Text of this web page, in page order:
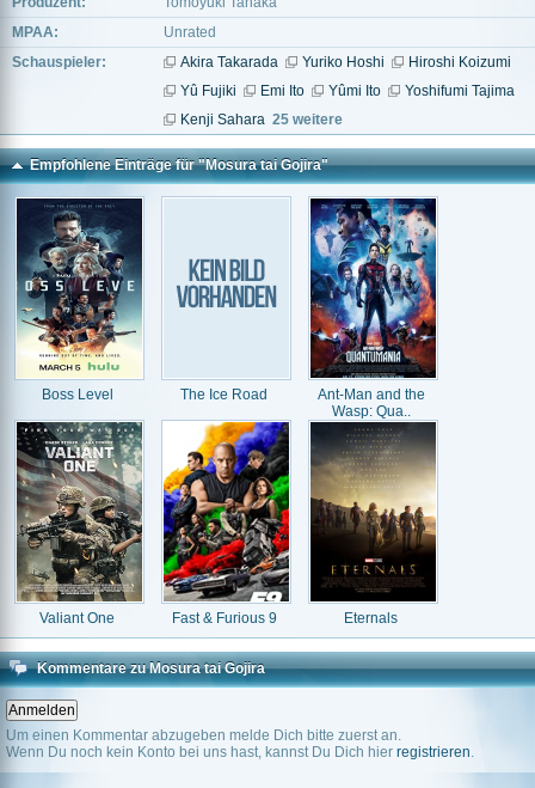
MPAA:
Unrated
Schauspieler:
Akira Takarada Yuriko Hoshi
Hiroshi Koizumi
Yû Fujiki
Emi Ito Yûmi Ito
Yoshifumi Tajima
Kenji Sahara 25 weitere
Empfohlene Einträge für "Mosura tai Gojira"
Boss Level The Ice Road
Ant-Man and the
Wasp: Qua..
Valiant One Fast & Furious 9 Eternals
Kommentare zu Mosura tai Gojira
Um einen Kommentar abzugeben melde Dich bitte zuerst an.
Wenn Du noch kein Konto bei uns hast, kannst Du Dich hier registrieren.